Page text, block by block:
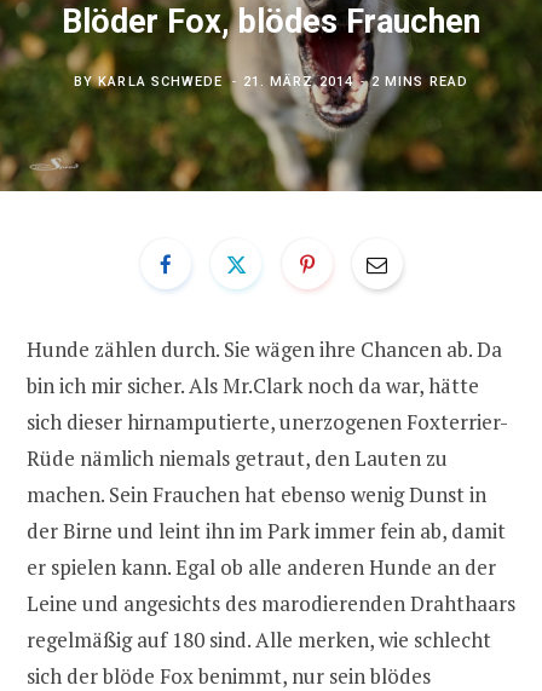
Blöder Fox, blödes Frauchen
BYKARLA SCHWEDE 21. MÄRZ 2014 2 MINS READ
Hunde zählen durch. Sie wägen ihre Chancen ab. Da
bin ich mir sicher. Als Mr.Clark noch da war, hätte
sich dieser hirnamputierte, unerzogenen Foxterrier-
Rüde nämlich niemals getraut, den Lauten zu
machen. Sein Frauchen hat ebenso wenig Dunst in
der Birne und leint ihn im Park immer fein ab, damit
er spielen kann. Egal ob alle anderen Hunde an der
Leine und angesichts des marodierenden Drahthaars
regelmäßig auf 180 sind. Alle merken, wie schlecht
sich der blöde Fox benimmt, nur sein blödes